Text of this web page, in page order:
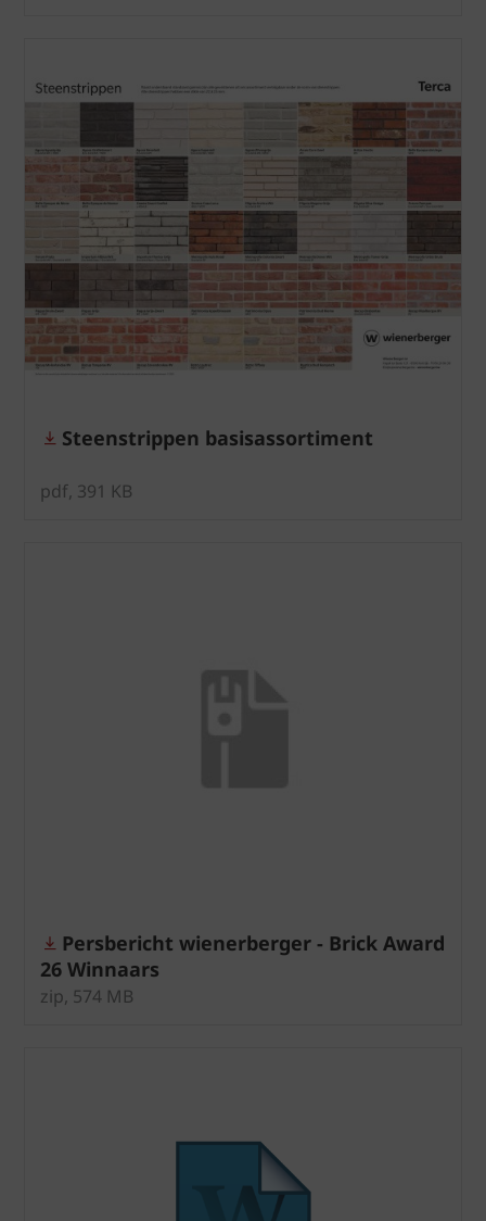
Steenstrippen basisassortiment
pdf, 391 KB
Persbericht wienerberger - Brick Award
26 Winnaars
zip, 574 MB